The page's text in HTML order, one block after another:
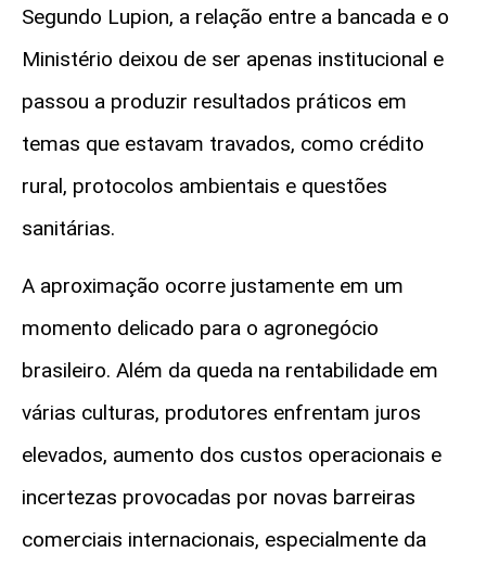
Segundo Lupion, a relação entre a bancada e o
Ministério deixou de ser apenas institucional e
passou a produzir resultados práticos em
temas que estavam travados, como crédito
rural, protocolos ambientais e questões
sanitárias.
A aproximação ocorre justamente em um
momento delicado para o agronegócio
brasileiro. Além da queda na rentabilidade em
várias culturas, produtores enfrentam juros
elevados, aumento dos custos operacionais e
incertezas provocadas por novas barreiras
comerciais internacionais, especialmente da